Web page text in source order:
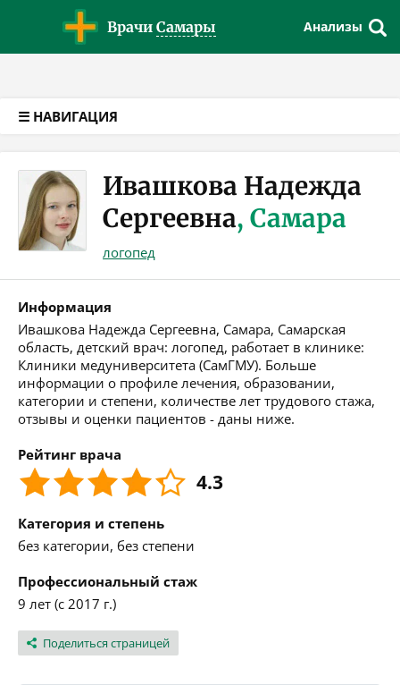
Врачи Самары Анализы
☰ НАВИГАЦИЯ
Ивашкова Надежда
Сергеевна, Самара
логопед
Информация
Ивашкова Надежда Сергеевна, Самара, Самарская
область, детский врач: логопед, работает в клинике:
Клиники медуниверситета (СамГМУ). Больше
информации о профиле лечения, образовании,
категории и степени, количестве лет трудового стажа,
отзывы и оценки пациентов - даны ниже.
Рейтинг врача
4.3
Категория и степень
без категории, без степени
Профессиональный стаж
9 лет (с 2017 г.)
Поделиться страницей